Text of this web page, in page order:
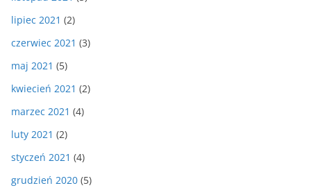
lipiec 2021 (2)
czerwiec 2021 (3)
maj 2021 (5)
kwiecień 2021 (2)
marzec 2021 (4)
luty 2021 (2)
styczeń 2021 (4)
grudzień 2020 (5)